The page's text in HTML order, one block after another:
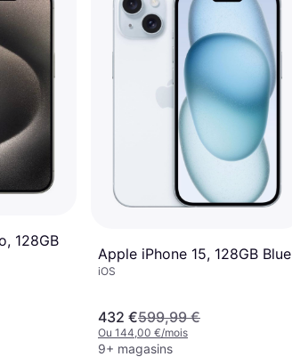
128GB
Apple iPhone 15, 128GB Blue
iOS
432 €599,99 €
Ou 144,00 €/mois
9+ magasins